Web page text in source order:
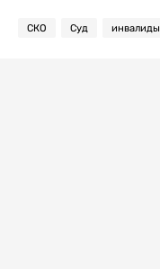
СКО Суд инвалиды